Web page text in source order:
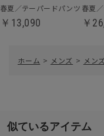
春夏／テーパードパンツ
￥13,090
春夏
￥
ホーム > メンズ > メン